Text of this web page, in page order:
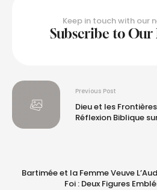
Keep in touch with our
Subscribe to Our
Previous Post
Dieu et les
Réflexion Biblique
Bartimée et la Femme Veuve
Foi : Deux Figures